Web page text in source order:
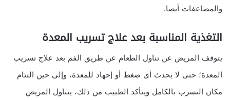
والمضاعفات أيضا.
التغذية المناسبة بعد علاج تسريب المعدة
يتوقف المريض عن تناول الطعام عن طريق الفم بعد علاج تسريب
المعدة؛ حتى لا يحدث أى ضغط أو إجهاد للمعدة، وإلى حين التئام
مكان التسرب بالكامل ويتأكد الطبيب من ذلك، يتناول المريض